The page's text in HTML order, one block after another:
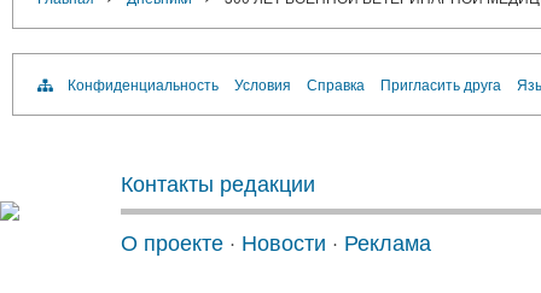
Конфиденциальность Условия Справка Пригласить друга
Контакты редакции
О проекте · Новости · Реклама